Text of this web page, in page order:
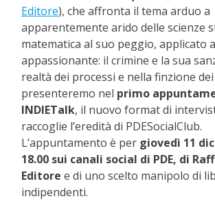
Editore), che affronta il tema arduo a
apparentemente arido delle scienze
matematica al suo peggio, applicato
appassionante: il crimine e la sua
realtà dei processi e nella finzione
presenteremo nel primo
INDIETalk, il nuovo format di
raccoglie l’eredità di PDESocialClub.
L’appuntamento è per giovedì 11
18.00 sui canali social di PDE, di
Editore e di uno scelto manipolo di
indipendenti.